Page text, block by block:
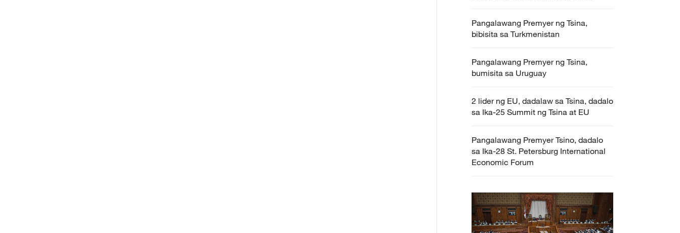
Pangalawang Premyer ng Tsina,
bibisita sa Turkmenistan
Pangalawang Premyer ng Tsina,
bumisita sa Uruguay
2 lider ng EU, dadalaw sa Tsina, dadalo
sa Ika-25 Summit ng Tsina at EU
Pangalawang Premyer Tsino, dadalo
sa Ika-28 St. Petersburg International
Economic Forum